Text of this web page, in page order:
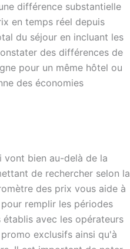
différence substantielle
en temps réel depuis
du séjour en incluant les
des différences de
pour un même hôtel ou
des économies
vont bien au-delà de la
de rechercher selon la
des prix vous aide à
remplir les périodes
avec les opérateurs
exclusifs ainsi qu'à